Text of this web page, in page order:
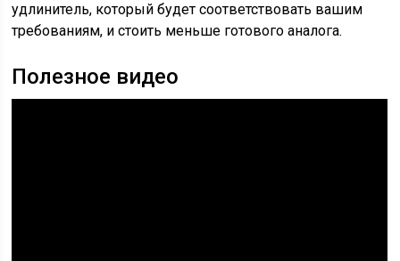
удлинитель, который будет соответствовать вашим
требованиям, и стоить меньше готового аналога.
Полезное видео